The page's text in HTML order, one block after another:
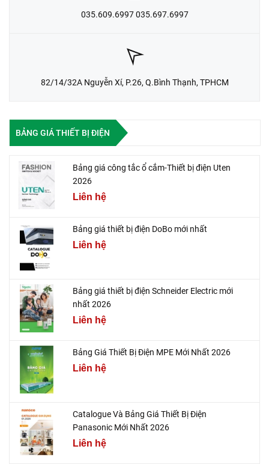
035.609.6997 035.697.6997
82/14/32A Nguyễn Xí, P.26, Q.Bình Thạnh, TPHCM
BẢNG GIÁ THIẾT BỊ ĐIỆN
Bảng giá công tắc ổ cắm-Thiết bị điện Uten
2026
Liên hệ
Bảng giá thiết bị điện DoBo mới nhất
Liên hệ
Bảng giá thiết bị điện Schneider Electric mới
nhất 2026
Liên hệ
Bảng Giá Thiết Bị Điện MPE Mới Nhất 2026
Liên hệ
Catalogue Và Bảng Giá Thiết Bị Điện
Panasonic Mới Nhất 2026
Liên hệ